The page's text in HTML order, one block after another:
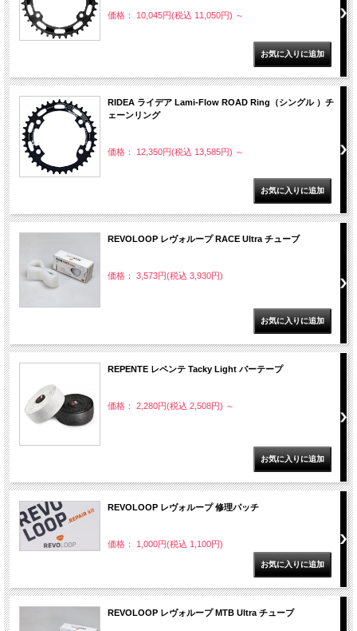
価格： 10,045円(税込 11,050円) ～
RIDEA ライデア Lami-Flow ROAD Ring（シングル ）チ
ェーンリング
価格： 12,350円(税込 13,585円) ～
REVOLOOP レヴォループ RACE Ultra チューブ
価格： 3,573円(税込 3,930円)
REPENTE レペンテ Tacky Light バーテープ
価格： 2,280円(税込 2,508円) ～
REVOLOOP レヴォループ 修理パッチ
価格： 1,000円(税込 1,100円)
REVOLOOP レヴォループ MTB Ultra チューブ